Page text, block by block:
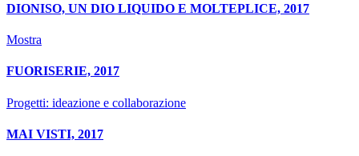
DIONISO, UN DIO LIQUIDO E MOLTEPLICE, 2017
Mostra
FUORISERIE, 2017
Progetti: ideazione e collaborazione
MAI VISTI, 2017